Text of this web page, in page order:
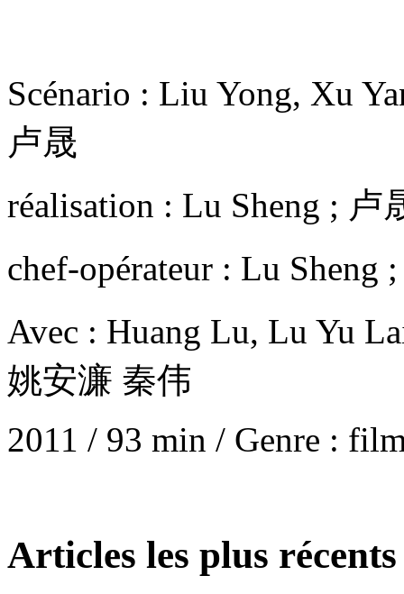
Scénario : Liu Yong, Xu
卢晟
réalisation : Lu Sheng ; 卢
chef-opérateur : Lu Sheng
Avec : Huang Lu, Lu Yu
姚安濂 秦伟
2011 / 93 min / Genre :
Articles les plus récents